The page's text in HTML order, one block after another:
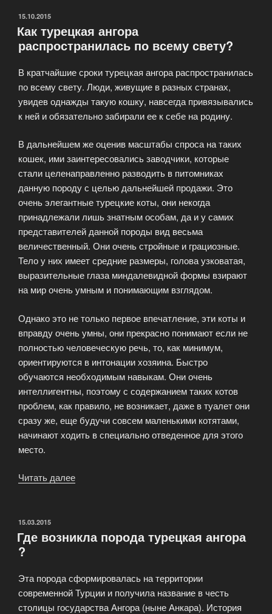
кошек
куций
ОПУБЛИКОВАНО
15.10.2015
Как турецкая ангора
распространилась по всему свету?
В кратчайшие сроки турецкая ангора распространилась
по всему свету. Люди, живущие в разных странах,
увидев однажды такую кошку, навсегда привязывались
к ней и обязательно забирали ее к себе на родину.
В дальнейшем же оценив масштабы спроса на таких
кошек, ими заинтересовались заводчики, которые
стали целенаправленно разводить в питомниках
данную породу с целью дальнейшей продажи. Это
очень элегантные турецкие коты, они некогда
принадлежали лишь знатным особам, да и у самих
представителей данной породы вид весьма
величественный. Они очень стройные и грациозные.
Тело у них имеет средние размеры, голова узковатая,
выразительные глаза миндалевидной формы взирают
на мир очень умным и понимающим взглядом.
Однако это не только первое впечатление, эти коты и
вправду очень умны, они прекрасно понимают если не
полностью человеческую речь, то, как минимум,
ориентируются в интонации хозяина. Быстро
обучаются необходимым навыкам. Они очень
интеллигентны, поэтому с содержанием таких котов
проблем, как правило, не возникает, даже в туалет они
сразу же, еще будучи совсем маленькими котятами,
начинают ходить в специально отведенное для этого
место.
Читать далее
по
ОПУБЛИКОВАНО
15.03.2015
Где возникла порода турецкая ангора
?
Эта порода сформировалась на территории
современной Турции и получила название в честь
столицы государства Ангора (ныне Анкара). История